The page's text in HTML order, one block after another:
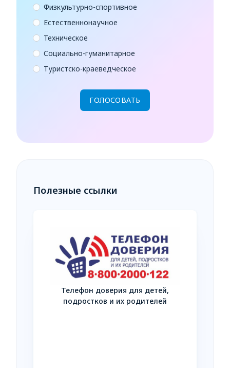
Физкультурно-спортивное
Естественнонаучное
Техническое
Социально-гуманитарное
Туристско-краеведческое
Полезные ссылки
Телефон доверия для детей,
подростков и их родителей